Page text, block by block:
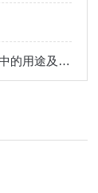
电化学检测器在药物分析和生物样本检测中的用途及使用要点